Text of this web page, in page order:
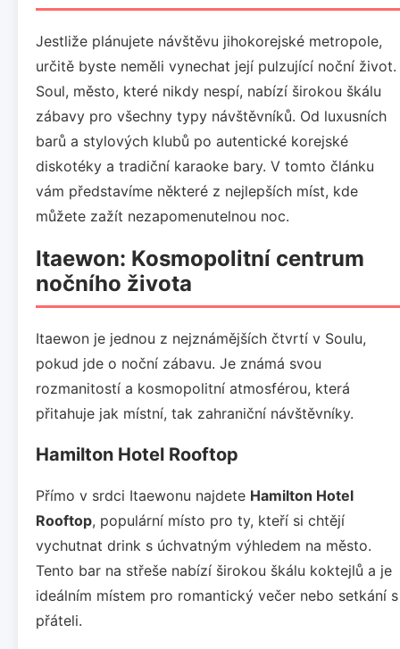
Jestliže plánujete návštěvu jihokorejské metropole,
určitě byste neměli vynechat její pulzující noční život.
Soul, město, které nikdy nespí, nabízí širokou škálu
zábavy pro všechny typy návštěvníků. Od luxusních
barů a stylových klubů po autentické korejské
diskotéky a tradiční karaoke bary. V tomto článku
vám představíme některé z nejlepších míst, kde
můžete zažít nezapomenutelnou noc.
Itaewon: Kosmopolitní centrum
nočního života
Itaewon je jednou z nejznámějších čtvrtí v Soulu,
pokud jde o noční zábavu. Je známá svou
rozmanitostí a kosmopolitní atmosférou, která
přitahuje jak místní, tak zahraniční návštěvníky.
Hamilton Hotel Rooftop
Přímo v srdci Itaewonu najdete Hamilton Hotel
Rooftop, populární místo pro ty, kteří si chtějí
vychutnat drink s úchvatným výhledem na město.
Tento bar na střeše nabízí širokou škálu koktejlů a je
ideálním místem pro romantický večer nebo setkání s
přáteli.